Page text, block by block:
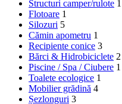
Structuri camper/rulote 1
Flotoare 1
Silozuri 5
Cămin apometru 1
Recipiente conice 3
Bărci & Hidrobiciclete 2
Piscine / Spa / Ciubere 1
Toalete ecologice 1
Mobilier grădină 4
Șezlonguri 3